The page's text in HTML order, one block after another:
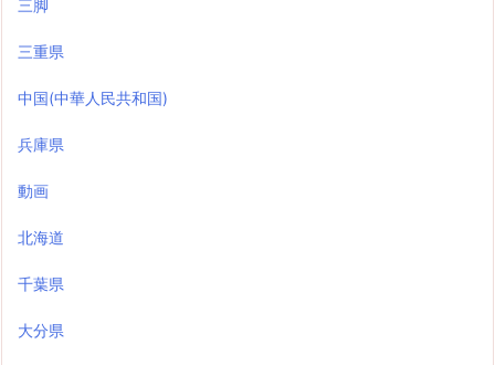
三脚
三重県
中国(中華人民共和国)
兵庫県
動画
北海道
千葉県
大分県